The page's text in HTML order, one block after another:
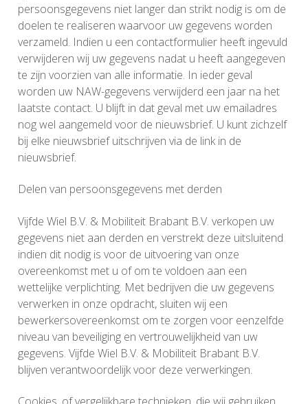
persoonsgegevens niet langer dan strikt nodig is om de
doelen te realiseren waarvoor uw gegevens worden
verzameld. Indien u een contactformulier heeft ingevuld
verwijderen wij uw gegevens nadat u heeft aangegeven
te zijn voorzien van alle informatie. In ieder geval
worden uw NAW-gegevens verwijderd een jaar na het
laatste contact. U blijft in dat geval met uw emailadres
nog wel aangemeld voor de nieuwsbrief. U kunt zichzelf
bij elke nieuwsbrief uitschrijven via de link in de
nieuwsbrief.
Delen van persoonsgegevens met derden
Vijfde Wiel B.V. & Mobiliteit Brabant B.V. verkopen uw
gegevens niet aan derden en verstrekt deze uitsluitend
indien dit nodig is voor de uitvoering van onze
overeenkomst met u of om te voldoen aan een
wettelijke verplichting. Met bedrijven die uw gegevens
verwerken in onze opdracht, sluiten wij een
bewerkersovereenkomst om te zorgen voor eenzelfde
niveau van beveiliging en vertrouwelijkheid van uw
gegevens. Vijfde Wiel B.V. & Mobiliteit Brabant B.V.
blijven verantwoordelijk voor deze verwerkingen.